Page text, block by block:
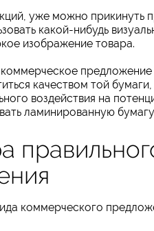
уже можно прикинуть
какой-нибудь
изображение товара.
качеством той
воздействия на
ламинированную
коммерческого